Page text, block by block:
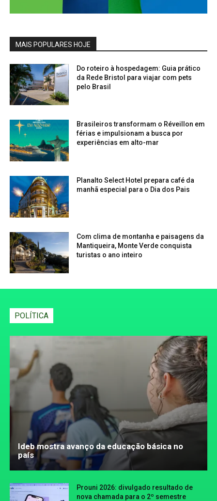
MAIS POPULARES HOJE
Do roteiro à hospedagem: Guia prático
da Rede Bristol para viajar com pets
pelo Brasil
Brasileiros transformam o Réveillon em
férias e impulsionam a busca por
experiências em alto-mar
Planalto Select Hotel prepara café da
manhã especial para o Dia dos Pais
Com clima de montanha e paisagens da
Mantiqueira, Monte Verde conquista
turistas o ano inteiro
POLÍTICA
Ideb mostra avanço da educação básica no
país
Prouni 2026: divulgado resultado de
nova chamada para o 2º semestre